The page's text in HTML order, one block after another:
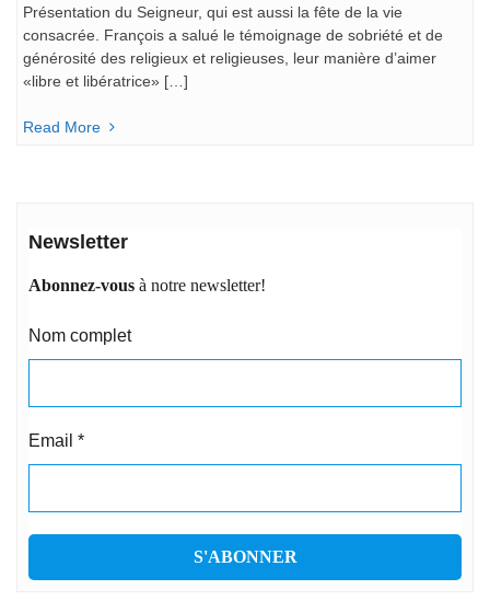
Présentation du Seigneur, qui est aussi la fête de la vie
consacrée. François a salué le témoignage de sobriété et de
générosité des religieux et religieuses, leur manière d’aimer
«libre et libératrice» […]
Read More
Newsletter
Abonnez-vous à notre newsletter!
Nom complet
Email *